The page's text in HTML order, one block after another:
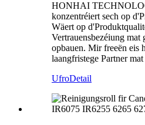
HONHAI
konzentréiert sech op
Wäert op
Vertrauensbezéiung mat
opbauen. Mir freeën eis
laangfristege Partner
UfroDetail